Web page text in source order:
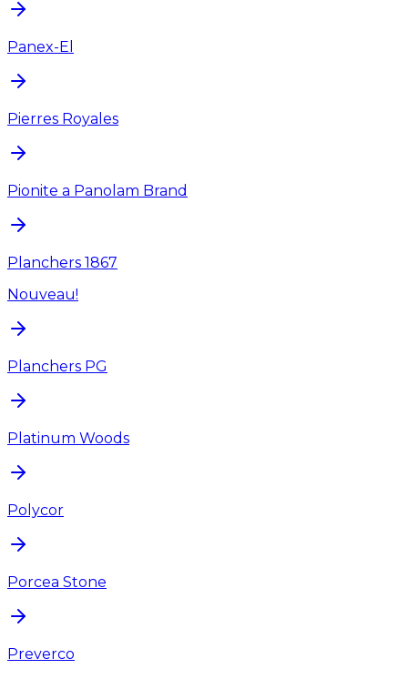
Panex-El
Pierres Royales
Pionite a Panolam Brand
Planchers 1867
Nouveau!
Planchers PG
Platinum Woods
Polycor
Porcea Stone
Preverco